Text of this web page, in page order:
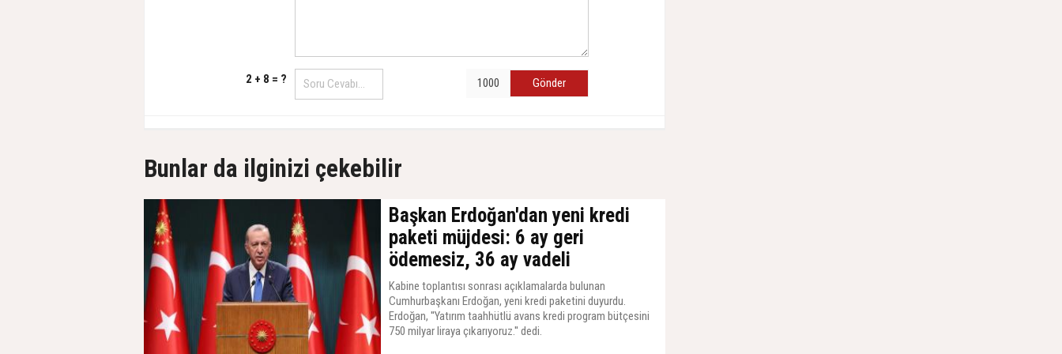
2 + 8 = ? Gönder
Bunlar da ilginizi çekebilir
Başkan Erdoğan'dan yeni kredi
paketi müjdesi: 6 ay geri
ödemesiz, 36 ay vadeli
Kabine toplantısı sonrası açıklamalarda bulunan
Cumhurbaşkanı Erdoğan, yeni kredi paketini duyurdu.
Erdoğan, ''Yatırım taahhütlü avans kredi program bütçesini
750 milyar liraya çıkarıyoruz.'' dedi.